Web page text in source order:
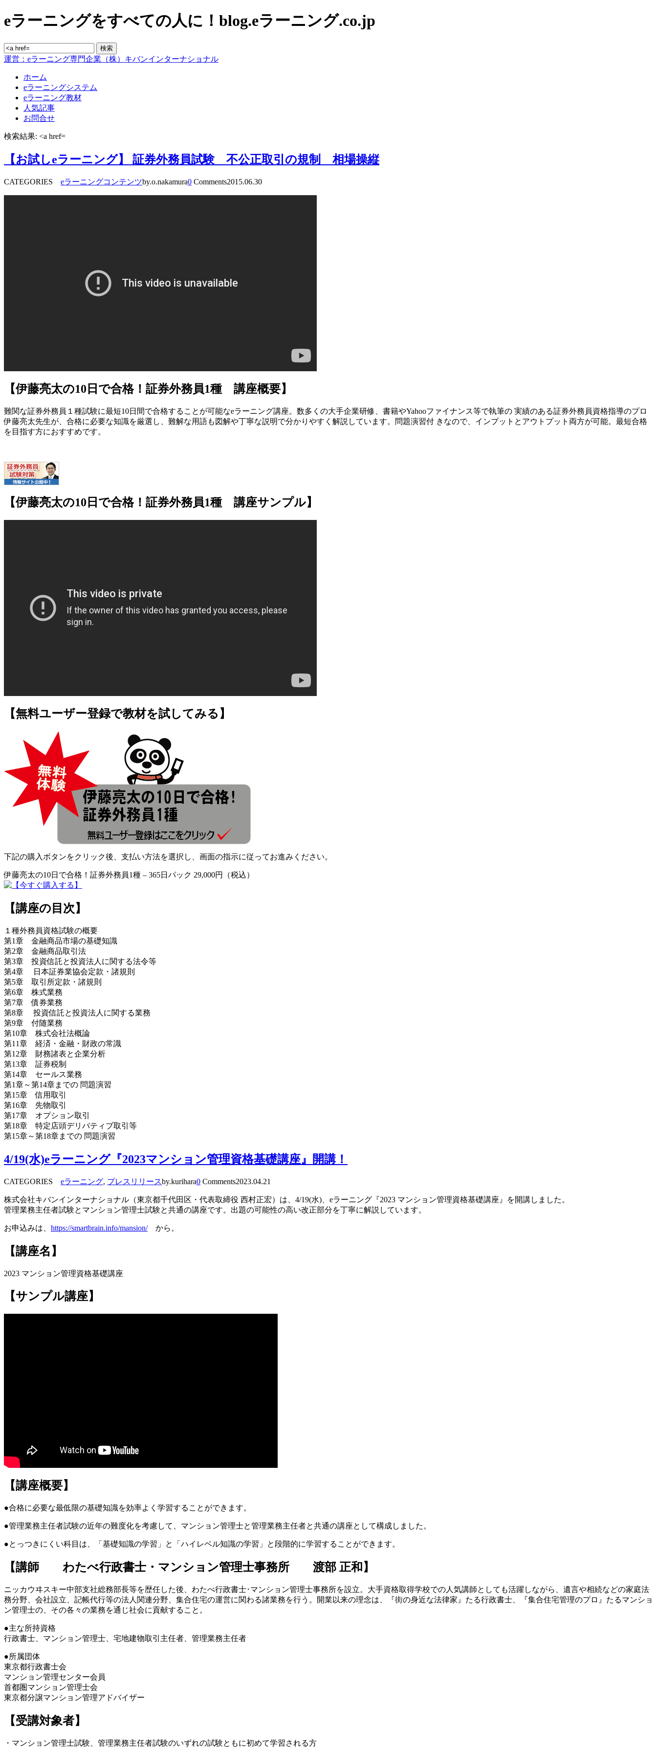
eラーニングをすべての人に！blog.eラーニング.co.jp
運営：eラーニング専門企業（株）キバンインターナショナル
ホーム
eラーニングシステム
eラーニング教材
人気記事
お問合せ
検索結果: <a href=
【お試しeラーニング】 証券外務員試験 不公正取引の規制 相場操縦
CATEGORIES eラーニングコンテンツby.o.nakamura0 Comments2015.06.30
【伊藤亮太の10日で合格！証券外務員1種 講座概要】
難関な証券外務員１種試験に最短10日間で合格することが可能なeラーニング講座。数多くの大手企業研修、書籍やYahooファイナンス等で執筆の 実績のある証券外務員資格指導のプロ
伊藤亮太先生が、合格に必要な知識を厳選し、難解な用語も図解や丁寧な説明で分かりやすく解説しています。問題演習付 きなので、インプットとアウトプット両方が可能。最短合格
を目指す方におすすめです。
【伊藤亮太の10日で合格！証券外務員1種 講座サンプル】
【無料ユーザー登録で教材を試してみる】
下記の購入ボタンをクリック後、支払い方法を選択し、画面の指示に従ってお進みください。
伊藤亮太の10日で合格！証券外務員1種 – 365日パック 29,000円（税込）
【講座の目次】
１種外務員資格試験の概要
第1章 金融商品市場の基礎知識
第2章 金融商品取引法
第3章 投資信託と投資法人に関する法令等
第4章 日本証券業協会定款・諸規則
第5章 取引所定款・諸規則
第6章 株式業務
第7章 債券業務
第8章 投資信託と投資法人に関する業務
第9章 付随業務
第10章 株式会社法概論
第11章 経済・金融・財政の常識
第12章 財務諸表と企業分析
第13章 証券税制
第14章 セールス業務
第1章～第14章までの 問題演習
第15章 信用取引
第16章 先物取引
第17章 オプション取引
第18章 特定店頭デリバティブ取引等
第15章～第18章までの 問題演習
4/19(水)eラーニング『2023マンション管理資格基礎講座』開講！
CATEGORIES eラーニング, プレスリリースby.kurihara0 Comments2023.04.21
株式会社キバンインターナショナル（東京都千代田区・代表取締役 西村正宏）は、4/19(水)、eラーニング『2023 マンション管理資格基礎講座』を開講しました。
管理業務主任者試験とマンション管理士試験と共通の講座です。出題の可能性の高い改正部分を丁寧に解説しています。
お申込みは、 https://smartbrain.info/mansion/から。
【講座名】
2023 マンション管理資格基礎講座
【サンプル講座】
【講座概要】
●合格に必要な最低限の基礎知識を効率よく学習することができます。
●管理業務主任者試験の近年の難度化を考慮して、マンション管理士と管理業務主任者と共通の講座として構成しました。
●とっつきにくい科目は、「基礎知識の学習」と「ハイレベル知識の学習」と段階的に学習することができます。
【講師 わたべ行政書士・マンション管理士事務所 渡部 正和】
ニッカウヰスキー中部支社総務部長等を歴任した後、わたべ行政書士･マンション管理士事務所を設立。大手資格取得学校での人気講師としても活躍しながら、遺言や相続などの家庭法
務分野、会社設立、記帳代行等の法人関連分野、集合住宅の運営に関わる諸業務を行う。開業以来の理念は、『街の身近な法律家』たる行政書士、『集合住宅管理のプロ』たるマンショ
ン管理士の、その各々の業務を通じ社会に貢献すること。
●主な所持資格
行政書士、マンション管理士、宅地建物取引主任者、管理業務主任者
●所属団体
東京都行政書士会
マンション管理センター会員
首都圏マンション管理士会
東京都分譲マンション管理アドバイザー
【受講対象者】
・マンション管理士試験、管理業務主任者試験のいずれの試験ともに初めて学習される方